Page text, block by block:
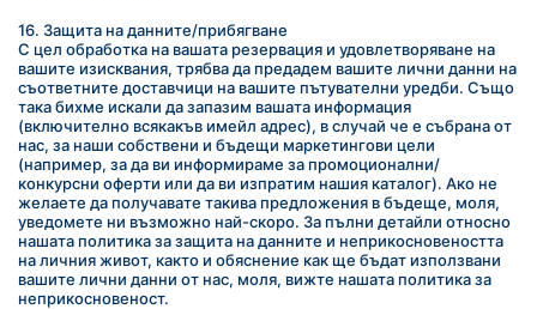
16. Защита на данните/прибягване
С цел обработка на вашата резервация и удовлетворяване на
вашите изисквания, трябва да предадем вашите лични данни на
съответните доставчици на вашите пътувателни уредби. Също
така бихме искали да запазим вашата информация
(включително всякакъв имейл адрес), в случай че е събрана от
нас, за наши собствени и бъдещи маркетингови цели
(например, за да ви информираме за промоционални/
конкурсни оферти или да ви изпратим нашия каталог). Ако не
желаете да получавате такива предложения в бъдеще, моля,
уведомете ни възможно най-скоро. За пълни детайли относно
нашата политика за защита на данните и неприкосновеността
на личния живот, както и обяснение как ще бъдат използвани
вашите лични данни от нас, моля, вижте нашата политика за
неприкосновеност.